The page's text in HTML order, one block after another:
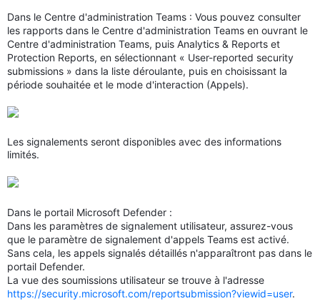
Dans le Centre d'administration Teams : Vous pouvez consulter
les rapports dans le Centre d'administration Teams en ouvrant le
Centre d'administration Teams, puis Analytics & Reports et
Protection Reports, en sélectionnant « User-reported security
submissions » dans la liste déroulante, puis en choisissant la
période souhaitée et le mode d'interaction (Appels).
Les signalements seront disponibles avec des informations
limités.
Dans le portail Microsoft Defender :
Dans les paramètres de signalement utilisateur, assurez-vous
que le paramètre de signalement d'appels Teams est activé.
Sans cela, les appels signalés détaillés n'apparaîtront pas dans le
portail Defender.
La vue des soumissions utilisateur se trouve à l'adresse
https://security.microsoft.com/reportsubmission?viewid=user.